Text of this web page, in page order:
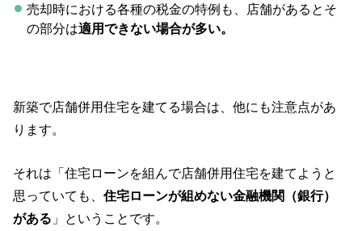
売却時における各種の税金の特例も、店舗があるとそ
の部分は適用できない場合が多い。
新築で店舗併用住宅を建てる場合は、他にも注意点があ
ります。
それは「住宅ローンを組んで店舗併用住宅を建てようと
思っていても、住宅ローンが組めない金融機関（銀行）
がある 」ということです。